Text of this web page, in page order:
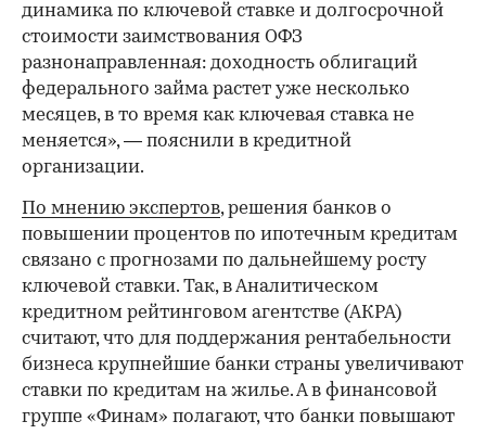
динамика по ключевой ставке и долгосрочной
стоимости заимствования ОФЗ
разнонаправленная: доходность облигаций
федерального займа растет уже несколько
месяцев, в то время как ключевая ставка не
меняется», — пояснили в кредитной
организации.
По мнению экспертов, решения банков о
повышении процентов по ипотечным кредитам
связано с прогнозами по дальнейшему росту
ключевой ставки. Так, в Аналитическом
кредитном рейтинговом агентстве (АКРА)
считают, что для поддержания рентабельности
бизнеса крупнейшие банки страны увеличивают
ставки по кредитам на жилье. А в финансовой
группе «Финам» полагают, что банки повышают